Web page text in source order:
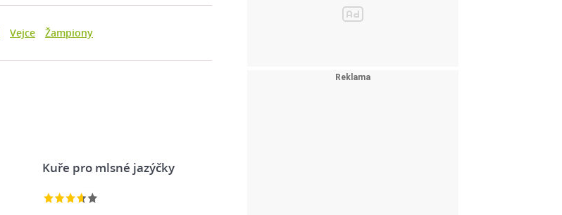
Vejce Žampiony
Kuře pro mlsné jazýčky